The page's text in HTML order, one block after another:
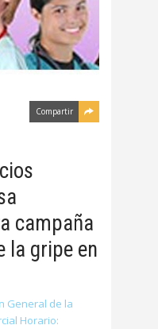
Compartir
campaña
la gripe en
General de la
Horario: